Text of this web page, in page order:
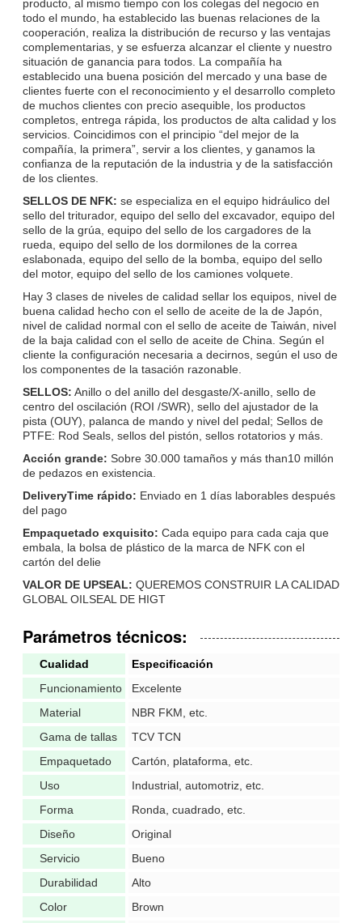
producto, al mismo tiempo con los colegas del negocio en
todo el mundo, ha establecido las buenas relaciones de la
cooperación, realiza la distribución de recurso y las ventajas
complementarias, y se esfuerza alcanzar el cliente y nuestro
situación de ganancia para todos. La compañía ha
establecido una buena posición del mercado y una base de
clientes fuerte con el reconocimiento y el desarrollo completo
de muchos clientes con precio asequible, los productos
completos, entrega rápida, los productos de alta calidad y los
servicios. Coincidimos con el principio “del mejor de la
compañía, la primera”, servir a los clientes, y ganamos la
confianza de la reputación de la industria y de la satisfacción
de los clientes.
SELLOS DE NFK: se especializa en el equipo hidráulico del
sello del triturador, equipo del sello del excavador, equipo del
sello de la grúa, equipo del sello de los cargadores de la
rueda, equipo del sello de los dormilones de la correa
eslabonada, equipo del sello de la bomba, equipo del sello
del motor, equipo del sello de los camiones volquete.
Hay 3 clases de niveles de calidad sellar los equipos, nivel de
buena calidad hecho con el sello de aceite de la de Japón,
nivel de calidad normal con el sello de aceite de Taiwán, nivel
de la baja calidad con el sello de aceite de China. Según el
cliente la configuración necesaria a decirnos, según el uso de
los componentes de la tasación razonable.
SELLOS: Anillo o del anillo del desgaste/X-anillo, sello de
centro del oscilación (ROI /SWR), sello del ajustador de la
pista (OUY), palanca de mando y nivel del pedal; Sellos de
PTFE: Rod Seals, sellos del pistón, sellos rotatorios y más.
Acción grande: Sobre 30.000 tamaños y más than10 millón
de pedazos en existencia.
DeliveryTime rápido: Enviado en 1 días laborables después
del pago
Empaquetado exquisito: Cada equipo para cada caja que
embala, la bolsa de plástico de la marca de NFK con el
cartón del delie
VALOR DE UPSEAL: QUEREMOS CONSTRUIR LA CALIDAD
GLOBAL OILSEAL DE HIGT
Parámetros técnicos:
Cualidad
Especificación
Funcionamiento
Excelente
Material
NBR FKM, etc.
Gama de tallas
TCV TCN
Empaquetado
Cartón, plataforma, etc.
Uso
Industrial, automotriz, etc.
Forma
Ronda, cuadrado, etc.
Diseño
Original
Servicio
Bueno
Durabilidad
Alto
Color
Brown